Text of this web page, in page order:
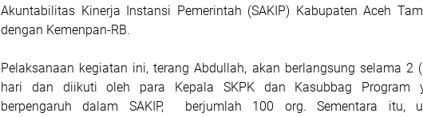
Akuntabilitas Kinerja Instansi Pemerintah (SAKIP) Kabupaten Aceh
dengan Kemenpan-RB.
Pelaksanaan kegiatan ini, terang Abdullah, akan berlangsung selama 2
hari dan diikuti oleh para Kepala SKPK dan Kasubbag Program
berpengaruh dalam SAKIP, berjumlah 100 org. Sementara itu,